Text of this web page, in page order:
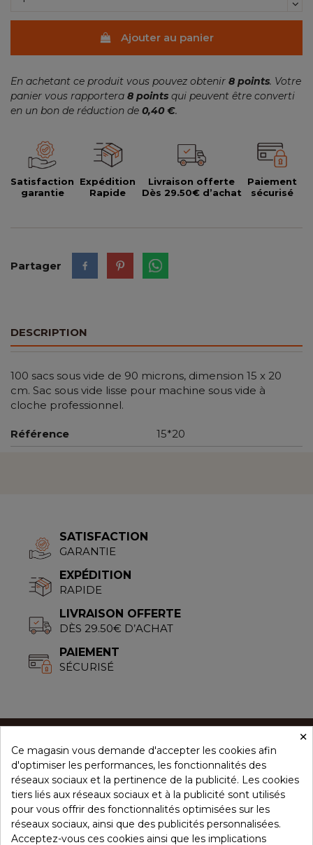
Ajouter au panier
En achetant ce produit vous pouvez obtenir 8 points. Votre
panier vous rapportera 8 points qui peuvent être converti
en un bon de réduction de 0,40 €.
Satisfaction
garantie
Expédition
Rapide
Livraison offerte
Dès 29.50€ d’achat
Paiement
sécurisé
Partager
DESCRIPTION
100 sacs sous vide de 90 microns, dimension 15 x 20
cm. Sac sous vide lisse pour machine sous vide à
cloche professionnel.
Référence 15*20
SATISFACTION
GARANTIE
EXPÉDITION
RAPIDE
LIVRAISON OFFERTE
DÈS 29.50€ D’ACHAT
PAIEMENT
SÉCURISÉ
CONCEPT ÉPICES
NOS PRODUITS
×
Ce magasin vous demande d'accepter les cookies afin
d'optimiser les performances, les fonctionnalités des
réseaux sociaux et la pertinence de la publicité. Les cookies
tiers liés aux réseaux sociaux et à la publicité sont utilisés
pour vous offrir des fonctionnalités optimisées sur les
réseaux sociaux, ainsi que des publicités personnalisées.
Acceptez-vous ces cookies ainsi que les implications